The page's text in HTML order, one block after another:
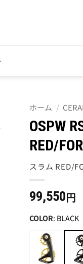
ホーム /
OSPW
RED/
スラム RED/
99,550 円
COLOR: BLACK